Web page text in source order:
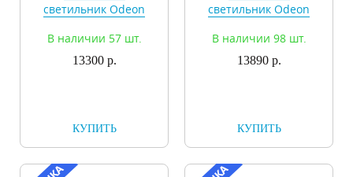
светильник Odeon
В наличии 57 шт.
13300 р.
КУПИТЬ
светильник Odeon
4681/2WA
В наличии 98 шт.
13890 р.
КУПИТЬ